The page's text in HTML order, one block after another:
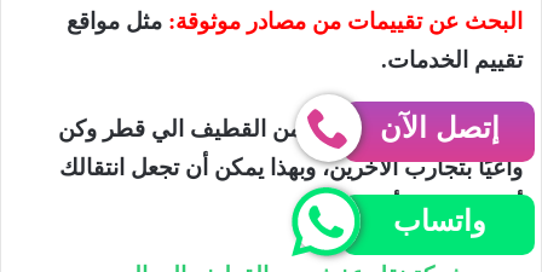
البحث عن تقييمات من مصادر موثوقة: مثل مواقع
تقييم الخدمات.
اختيار شركة نقل عفش من القطيف الي قطر وكن
واعيًا بتجارب الآخرين، وبهذا يمكن أن تجعل انتقالك
أكثر سلاسة وأمانًا.
إتصل الآن
واتساب